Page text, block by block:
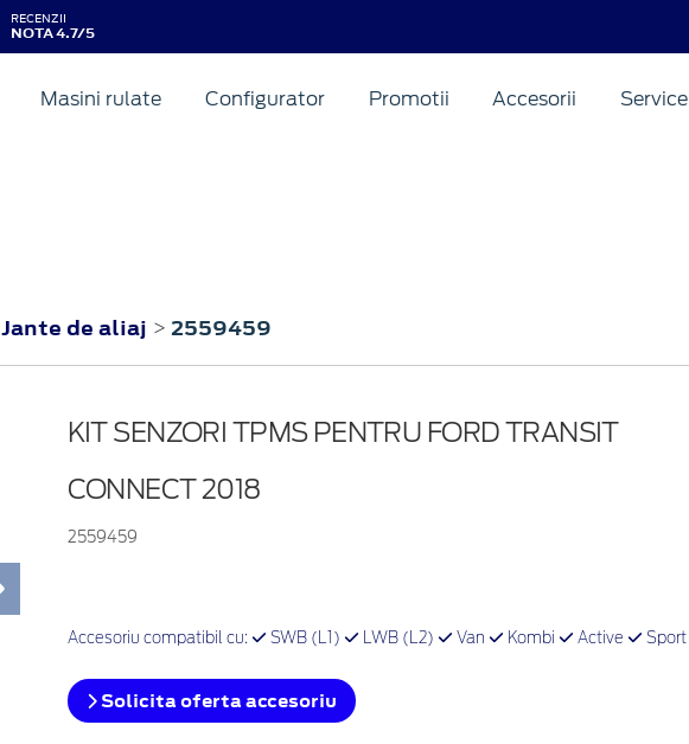
RECENZII
NOTA 4.7/5
Masini rulate Configurator Promotii Accesorii Service
Jante de aliaj > 2559459
KIT SENZORI TPMS PENTRU FORD TRANSIT
CONNECT 2018
2559459
Accesoriu compatibil cu: SWB (L1) LWB (L2) Van Kombi Active Sport
Solicita oferta accesoriu